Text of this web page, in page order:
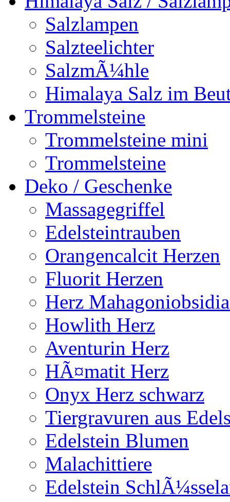
Salzlampen
Salzteelichter
SalzmÃ¼hle
Himalaya Salz im
Trommelsteine
Trommelsteine mini
Trommelsteine
Deko / Geschenke
Massagegriffel
Edelsteintrauben
Orangencalcit Herzen
Fluorit Herzen
Herz
Howlith Herz
Aventurin Herz
HÃ¤matit Herz
Onyx Herz schwarz
Tiergravuren aus
Edelstein Blumen
Malachittiere
Edelstein